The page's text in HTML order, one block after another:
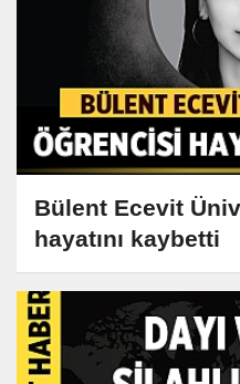
Bülent Ecevit
hayatını kaybetti